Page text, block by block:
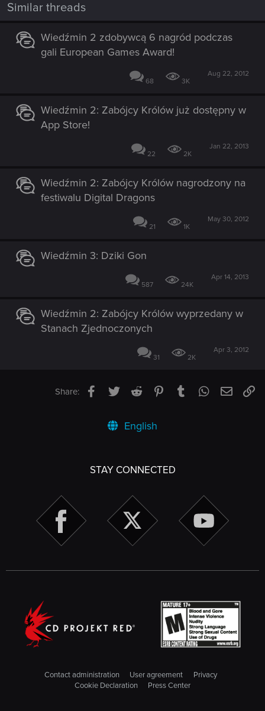
Similar threads
Wiedźmin 2 zdobywcą 6 nagród podczas
gali European Games Award!
68 3K
Aug 22, 2012
Wiedźmin 2: Zabójcy Królów już dostępny w
App Store!
22 2K
Jan 22, 2013
Wiedźmin 2: Zabójcy Królów nagrodzony na
festiwalu Digital Dragons
21 1K
May 30, 2012
Wiedźmin 3: Dziki Gon
587 24K
Apr 14, 2013
Wiedźmin 2: Zabójcy Królów wyprzedany w
Stanach Zjednoczonych
31 2K
Apr 3, 2012
Share: Facebook
TwitterReddit PinterestTumblrWhatsApp
Email
English
STAY CONNECTED
Contact administration User agreement
Privacy
Cookie Declaration
Press Center